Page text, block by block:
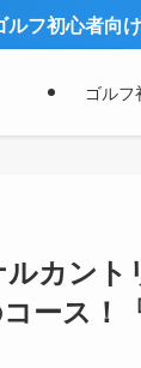
』100切りに
ゴルフ
カン
ース！